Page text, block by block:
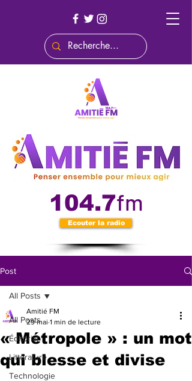
104.7fm
Ecouter la radio
Post
All Posts
Éditorial
Littérature
Technologie
All Posts
« Métropole » : un mot
qui blesse et divise
Amitié FM
29 mai 1 min de lecture